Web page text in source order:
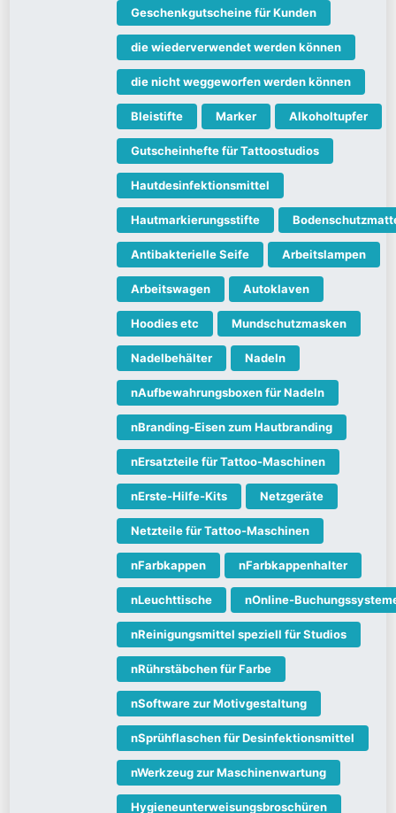
Geschenkgutscheine für Kunden
die wiederverwendet werden können
die nicht weggeworfen werden können
Bleistifte Marker Alkoholtupfer
Gutscheinhefte für Tattoostudios
Hautdesinfektionsmittel
Hautmarkierungsstifte
Antibakterielle Seife Arbeitslampen
Arbeitswagen Autoklaven
Hoodies etc Mundschutzmasken
Nadelbehälter Nadeln
nAufbewahrungsboxen für Nadeln
nBranding-Eisen zum Hautbranding
nErsatzteile für Tattoo-Maschinen
nErste-Hilfe-Kits Netzgeräte
Netzteile für Tattoo-Maschinen
nFarbkappen nFarbkappenhalter
nLeuchttische nOnline-
nReinigungsmittel speziell für Studios
nRührstäbchen für Farbe
nSoftware zur Motivgestaltung
nSprühflaschen für Desinfektionsmittel
nWerkzeug zur Maschinenwartung
Hygieneunterweisungsbroschüren